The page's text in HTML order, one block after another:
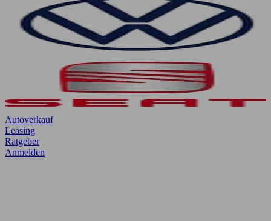
Autoverkauf
Leasing
Ratgeber
Anmelden